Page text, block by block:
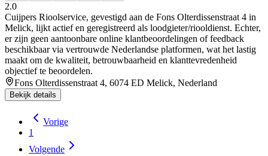
2.0
Cuijpers Rioolservice, gevestigd aan de Fons Olterdissenstraat 4 in
Melick, lijkt actief en geregistreerd als loodgieter/riooldienst. Echter,
er zijn geen aantoonbare online klantbeoordelingen of feedback
beschikbaar via vertrouwde Nederlandse platformen, wat het lastig
maakt om de kwaliteit, betrouwbaarheid en klanttevredenheid
objectief te beoordelen.
Fons Olterdissenstraat 4, 6074 ED Melick, Nederland
Bekijk details
Vorige
1
Volgende